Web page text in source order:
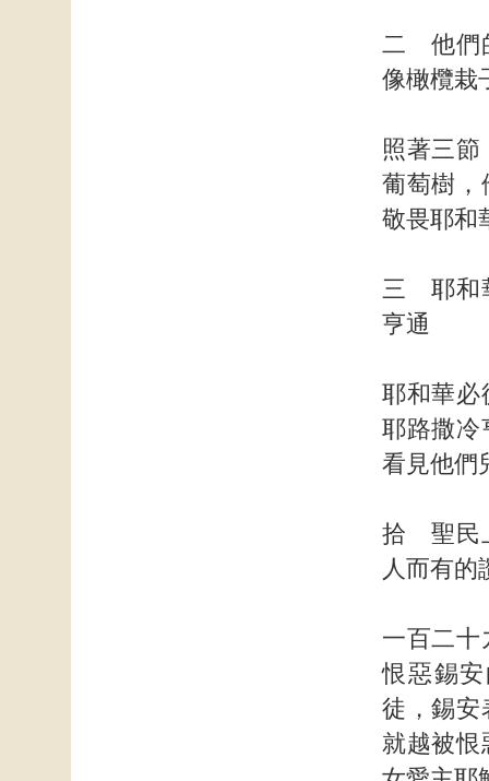
二 他們
像橄欖栽
照著三
葡萄樹，
敬畏耶和
三 耶和
亨通
耶和華必
耶路撒冷
看見他們
拾 聖民
人而有的
一百二十
恨惡錫
徒，錫安
就越被恨